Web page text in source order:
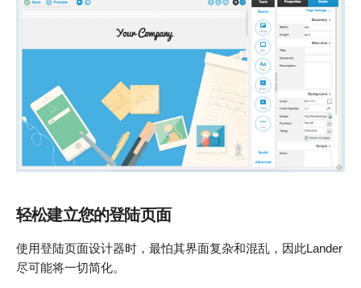
轻松建立您的登陆页面
使用登陆页面设计器时，最怕其界面复杂和混乱，因此Lander
尽可能将一切简化。